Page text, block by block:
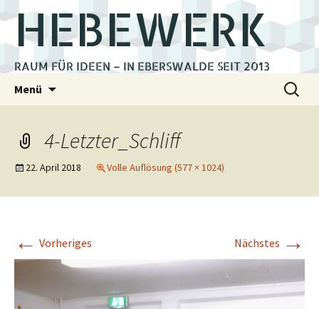
HEBEWERK
RAUM FÜR IDEEN – IN EBERSWALDE SEIT 2013
Menü
Suchen
nach:
4-Letzter_Schliff
22. April 2018 Volle Auflösung (577 × 1024)
← Vorheriges Nächstes →